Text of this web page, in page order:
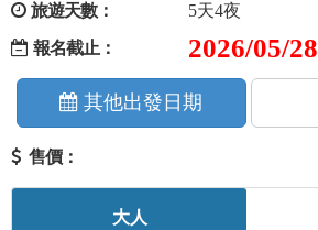
東南亞
美加紐澳
歐洲
旅遊天數：
5天4夜
報名截止：
2026/05/28
其他出發日期
售價：
大人